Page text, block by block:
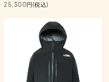
25,300円(税込)